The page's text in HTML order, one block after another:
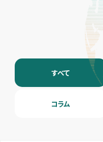
すべて
コラム